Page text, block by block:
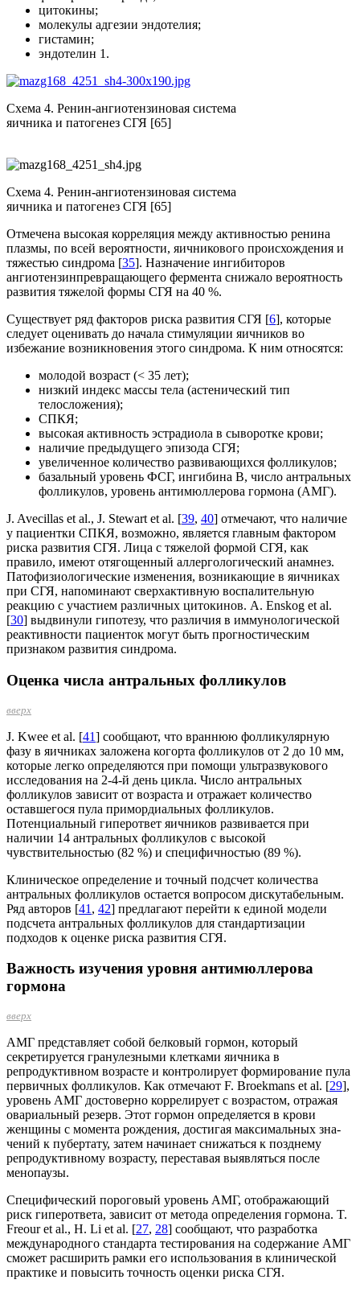
цитокины;
молекулы адгезии эндотелия;
гистамин;
эндотелин 1.
Схема 4. Ренин-ангиотензиновая система
яичника и патогенез СГЯ [65]
Схема 4. Ренин-ангиотензиновая система
яичника и патогенез СГЯ [65]
Отмечена высокая корреляция между активностью ренина
плазмы, по всей вероятности, яичникового происхождения и
тяжестью синдрома [35]. Назначение ингибиторов
ангиотензинпревращающего фермента снижало вероятность
развития тяжелой формы СГЯ на 40 %.
Существует ряд факторов риска развития СГЯ [6], которые
следует оце­нивать до начала стимуляции яичников во
избежание возникновения этого синдрома. К ним относятся:
молодой возраст (< 35 лет);
низкий индекс массы тела (астенический тип
телосложения);
СПКЯ;
высокая активность эстрадиола в сыворотке крови;
наличие предыдущего эпизода СГЯ;
увеличенное количество развивающихся фолликулов;
базальный уровень ФСГ, ингибина В, число ант­ральных
фолликулов, уровень антимюллерова гормона (АМГ).
J. Avecillas et al., J. Stewart et al. [39, 40] отмечают, что наличие
у пациентки СПКЯ, возможно, является главным фактором
риска развития СГЯ. Лица с тяжелой формой СГЯ, как
правило, имеют отягощенный аллергологический анамнез.
Патофизиологические изменения, возникающие в яичниках
при СГЯ, напоминают сверхактивную воспалительную
реакцию с участием различных цитокинов. A. Enskog et al.
[30] выдвинули гипотезу, что различия в иммунологической
реактивности пациенток могут быть прогностическим
признаком развития синдрома.
Оценка числа антральных фолликулов
вверх
J. Kwee et al. [41] сообщают, что враннюю фолликулярную
фазу в яичниках заложена когорта фолликулов от 2 до 10 мм,
кото­рые легко определяются при помощи ультразвукового
исследования на 2-4-й день цикла. Число антральных
фолликулов зави­сит от возраста и отражает количество
оставше­гося пула примордиальных фолликулов.
Потенциальный гиперответ яичников развивается при
наличии 14 антральных фолликулов с высокой
чувствительностью (82 %) и спе­цифичностью (89 %).
Клиническое определение и точный подсчет количества
антральных фоллику­лов остается вопросом дискутабельным.
Ряд авторов [41 , 42] предлагают перейти к единой модели
подсчета антральных фол­ликулов для стандартизации
подходов к оценке риска развития СГЯ.
Важность изучения уровня антимюллерова
гормона
вверх
АМГ представляет собой белковый гормон, который
секретируется гранулезными клетками яичника в
репродуктивном возрасте и контролирует формирование пула
первичных фолликулов. Как отмечают F. Broekmans et al. [29],
уровень АМГ достовер­но коррелирует с возрастом, отражая
овариаль­ный резерв. Этот гормон определяется в крови
женщины с момента рождения, достигая максимальных зна­
чений к пубертату, затем начинает снижаться к позднему
репродуктивному возрасту, переставая выявляться после
менопаузы.
Специфический пороговый уровень АМГ, отображающий
риск гиперответа, зависит от метода определения гормона. T.
Freour et al., H. Li et al. [27, 28] сообщают, что разработка
международного стандарта тестирования на содержание АМГ
сможет расширить рамки его использования в клини­ческой
практике и повысить точность оценки риска СГЯ.